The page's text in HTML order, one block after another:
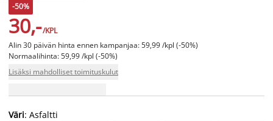
-50%
30,-/KPL
Alin 30 päivän hinta ennen kampanjaa: 59,99 /kpl (-50%)
Normaalihinta: 59,99 /kpl (-50%)
Lisäksi mahdolliset toimituskulut
Väri: Asfaltti